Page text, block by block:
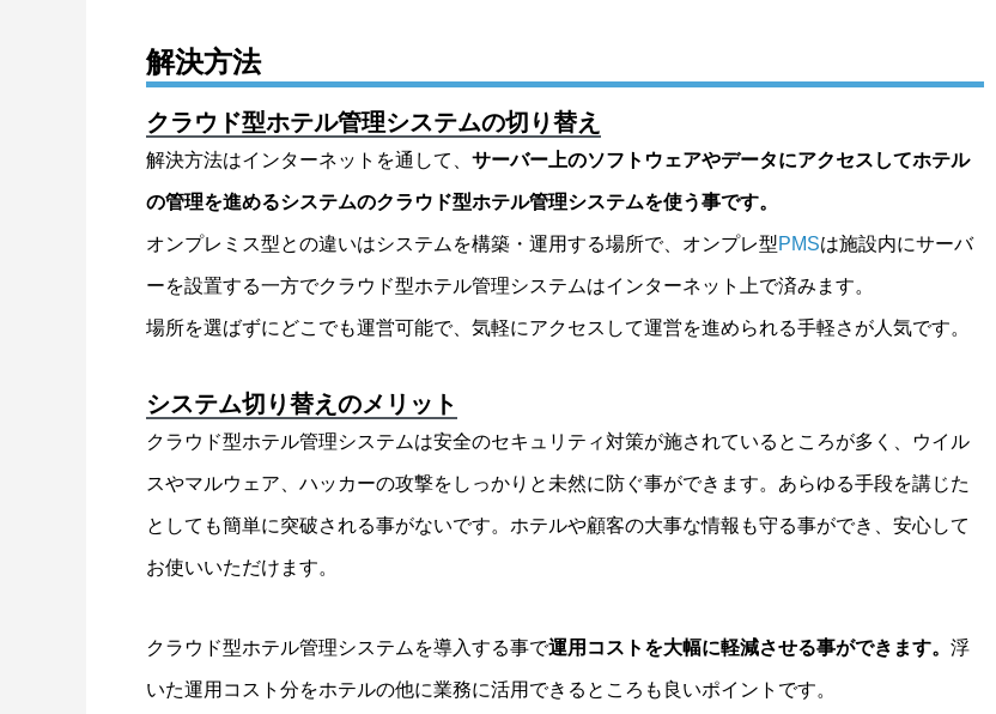
解決方法
クラウド型ホテル管理システムの切り替え
解決方法はインターネットを通して、 サーバー上のソフトウェアやデータにアクセスしてホテル
の管理を進めるシステムのクラウド型ホテル管理システムを使う事です。
オンプレミス型との違いはシステムを構築・運用する場所で、オンプレ型PMSは施設内にサーバ
ーを設置する一方でクラウド型ホテル管理システムはインターネット上で済みます。
場所を選ばずにどこでも運営可能で、気軽にアクセスして運営を進められる手軽さが人気です。
システム切り替えのメリット
クラウド型ホテル管理システムは安全のセキュリティ対策が施されているところが多く、ウイル
スやマルウェア、ハッカーの攻撃をしっかりと未然に防ぐ事ができます。あらゆる手段を講じた
としても簡単に突破される事がないです。ホテルや顧客の大事な情報も守る事ができ、安心して
お使いいただけます。
クラウド型ホテル管理システムを導入する事で運用コストを大幅に軽減させる事ができます。 浮
いた運用コスト分をホテルの他に業務に活用できるところも良いポイントです。